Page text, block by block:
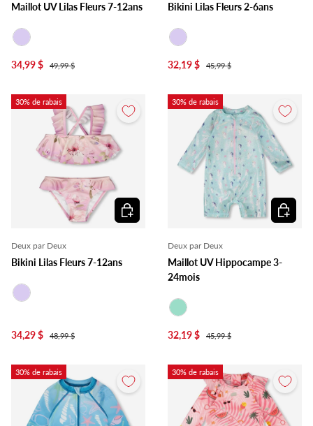
Maillot UV Lilas Fleurs 7-12ans
34,99 $
49,99 $
Bikini Lilas Fleurs 2-6ans
32,19 $
45,99 $
30% de rabais
Deux par Deux
Bikini Lilas Fleurs 7-12ans
34,29 $ 48,99 $
Choisir les options
30% de rabais
Deux par Deux
Maillot UV Hippocampe 3-
24mois
32,19 $
45,99 $
Choisir
30% de rabais 30% de rabais